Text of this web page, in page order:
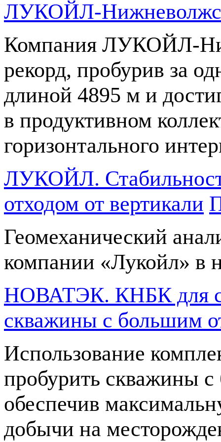
ЛУКОЙЛ-
Компания ЛУКОЙЛ-
рекорд, пробурив за
длиной 4895 м и
в продуктивном
горизонтального
ЛУКОЙЛ.
отходом от вертикали
Геомеханический
компании «Лукойл» в
НОВАТЭК. КНБК для
скважины с большим
Использование
пробурить скважины
обеспечив
добычи на